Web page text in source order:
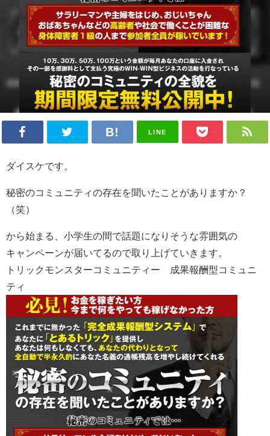
LINE
ダイスケです。
秘密のコミュニティの存在を聞いたことがありますか？
（笑）
から始まる、小学生の間で話題になりそうな雰囲気の
キャンペーンが届いてるので取り上げていきます。
トリックモンスターコミュニティー 成果報酬型コミュニ
ティ